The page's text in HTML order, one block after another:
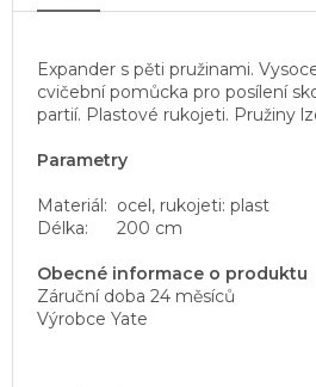
Expander s pěti pružinami.
cvičební pomůcka pro posílení
partií. Plastové rukojeti. Pružiny
Parametry
Materiál: ocel, rukojeti: plast
Délka:
200 cm
Obecné informace o produktu
Záruční doba 24 měsíců
Výrobce Yate